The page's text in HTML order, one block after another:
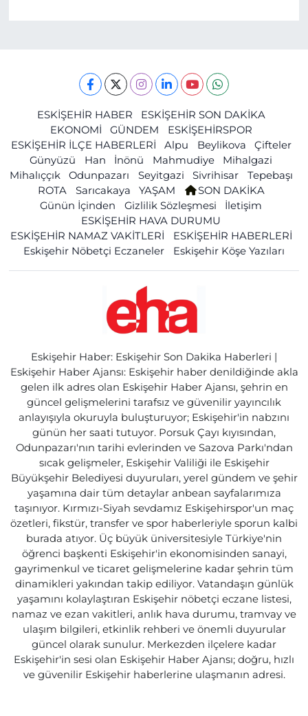
ESKİŞEHİR HABER
ESKİŞEHİR SON DAKİKA
EKONOMİ
GÜNDEM
ESKİŞEHİRSPOR
ESKİŞEHİR İLÇE HABERLERİ
Alpu Beylikova
Çifteler
Günyüzü
Han İnönü Mahmudiye
Mihalgazi
Mihalıççık
Odunpazarı Seyitgazi Sivrihisar
Tepebaşı
ROTA
Sarıcakaya YAŞAM
SON DAKİKA
Günün İçinden
Gizlilik Sözleşmesi
İletişim
ESKİŞEHİR HAVA DURUMU
ESKİŞEHİR NAMAZ VAKİTLERİ
ESKİŞEHİR HABERLERİ
Eskişehir Nöbetçi Eczaneler
Eskişehir Köşe Yazıları
Eskişehir Haber: Eskişehir Son Dakika Haberleri |
Eskişehir Haber Ajansı: Eskişehir haber denildiğinde akla
gelen ilk adres olan Eskişehir Haber Ajansı, şehrin en
güncel gelişmelerini tarafsız ve güvenilir yayıncılık
anlayışıyla okuruyla buluşturuyor; Eskişehir'in nabzını
günün her saati tutuyor. Porsuk Çayı kıyısından,
Odunpazarı'nın tarihi evlerinden ve Sazova Parkı'ndan
sıcak gelişmeler, Eskişehir Valiliği ile Eskişehir
Büyükşehir Belediyesi duyuruları, yerel gündem ve şehir
yaşamına dair tüm detaylar anbean sayfalarımıza
taşınıyor. Kırmızı-Siyah sevdamız Eskişehirspor'un maç
özetleri, fikstür, transfer ve spor haberleriyle sporun kalbi
burada atıyor. Üç büyük üniversitesiyle Türkiye'nin
öğrenci başkenti Eskişehir'in ekonomisinden sanayi,
gayrimenkul ve ticaret gelişmelerine kadar şehrin tüm
dinamikleri yakından takip ediliyor. Vatandaşın günlük
yaşamını kolaylaştıran Eskişehir nöbetçi eczane listesi,
namaz ve ezan vakitleri, anlık hava durumu, tramvay ve
ulaşım bilgileri, etkinlik rehberi ve önemli duyurular
güncel olarak sunulur. Merkezden ilçelere kadar
Eskişehir'in sesi olan Eskişehir Haber Ajansı; doğru, hızlı
ve güvenilir Eskişehir haberlerine ulaşmanın adresi.